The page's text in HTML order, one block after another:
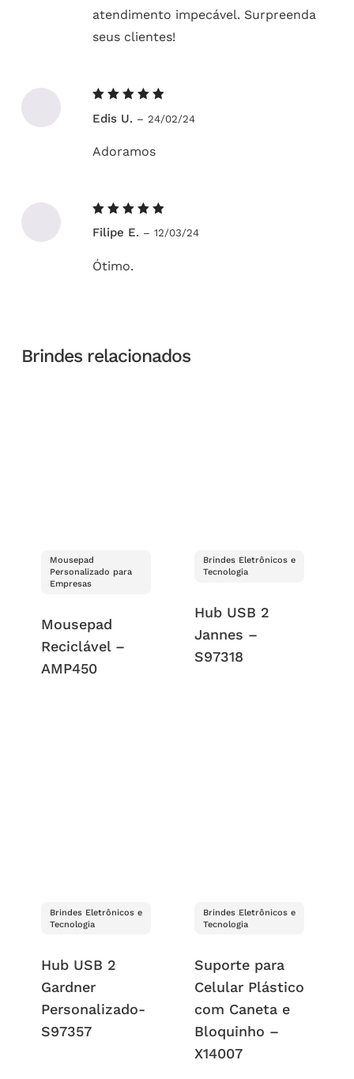
atendimento impecável. Surpreenda
seus clientes!
5de 5
Edis U. – 24/02/24
Adoramos
5de 5
Filipe E. – 12/03/24
Ótimo.
Brindes relacionados
Mousepad
Personalizado para
Empresas
Mousepad
Reciclável –
AMP450
Brindes Eletrônicos e
Tecnologia
Hub USB 2
Jannes –
S97318
Brindes Eletrônicos e
Tecnologia
Hub USB 2
Gardner
Personalizado-
S97357
Brindes Eletrônicos e
Tecnologia
Suporte para
Celular Plástico
com Caneta e
Bloquinho –
X14007